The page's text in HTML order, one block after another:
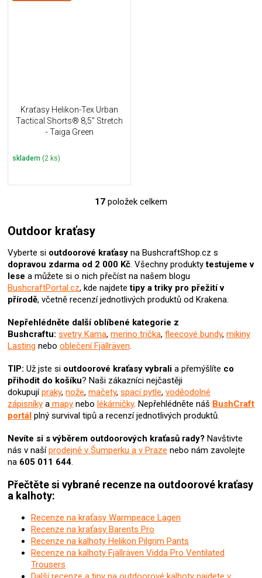
Kraťasy Helikon-Tex Urban
Tactical Shorts® 8,5" Stretch
- Taiga Green
skladem (2 ks)
O
d
a
c
í
p
r
v
k
y
v
p
i
s
u
17 položek celkem
Outdoor kraťasy
Vyberte si outdoorové kraťasy na BushcraftShop.cz s
dopravou zdarma od 2 000 Kč. Všechny produktytestujeme v
lese a můžete si o nich přečíst na našem blogu
BushcraftPortal.cz, kde najdetetipy a triky pro přežití v
přírodě, včetně recenzí jednotlivých produktů od Krakena.
Nepřehlédněte další oblíbené kategorie z
Bushcraftu: svetry Kama, merino trička, fleecové bundy, mikiny
Lasting nebo oblečení Fjällräven.
TIP: Už jste si outdoorové kraťasy vybrali a přemýšlíte co
přihodit do košíku? Naši zákazníci nejčastěji
dokupujípraky, nože, mačety, spací pytle, voděodolné
zápisníky a mapy nebo lékárničky. Nepřehlédněte náš BushCraft
portál plný survival tipů a recenzí jednotlivých produktů.
Nevíte si s výběrem outdoorových kraťasů rady? Navštivte
nás v naší prodejně v Šumperku a v Praze nebo nám zavolejte
na 605 011 644.
Přečtěte si vybrané recenze na outdoorové kraťasy
a kalhoty:
Recenze na kraťasy Warmpeace Lagen
Recenze na kraťasy Barents Pro
Recenze na kalhoty Helikon Pilgrim Pants
Recenze na kalhoty Fjällräven Vidda Pro Ventilated
Trousers